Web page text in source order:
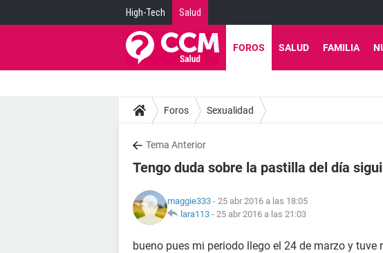
High-Tech Salud
FOROS SALUD FAMILIA
Foros Sexualidad
Tema Anterior
Tengo duda sobre la pastilla del día
maggie333 - 25 abr 2016 a las 18:05
lara113 - 25 abr 2016 a las 21:03
bueno pues mi periodo llego el 24 de marzo y tuve